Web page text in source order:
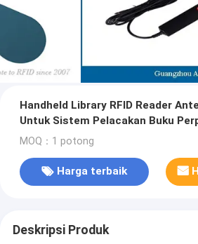
Handheld Library RFID Reader
Untuk Sistem Pelacakan Buku
MOQ：1 potong
Harga terbaik
Deskripsi Produk